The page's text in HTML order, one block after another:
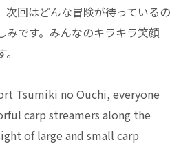
次回はどんな冒険が待っているの
みです。みんなのキラキラ笑顔
Tsumiki no Ouchi, everyone
carp streamers along the
of large and small carp